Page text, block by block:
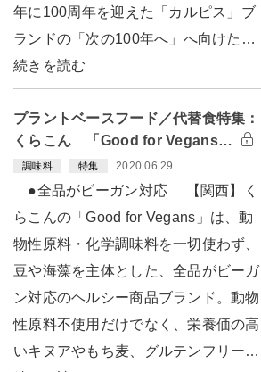
年に100周年を迎えた「カルピス」ブ
ランドの「次の100年へ」へ向けた…
続きを読む
プラントベースフード／代替食特集：
くらこん 「Good for Vegans…
調味料 特集 2020.06.29
●全品がビーガン対応 【関西】く
らこんの「Good for Vegans」は、動
物性原料・化学調味料を一切使わず、
豆や海藻を主体とした、全品がビーガ
ン対応のヘルシー商品ブランド。動物
性原料不使用だけでなく、栄養価の高
いキヌアやもち麦、グルテンフリー…